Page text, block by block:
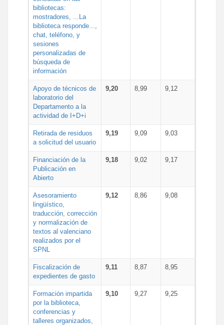
bibliotecas:
mostradores, ...La
biblioteca responde...,
chat, teléfono, y
sesiones
personalizadas de
búsqueda de
información
Apoyo de técnicos de
laboratorio del
Departamento a la
actividad de I+D+i
9,20 8,99 9,12
Retirada de residuos
a solicitud del usuario
9,19 9,09 9,03
Financiación de la
Publicación en
Abierto
9,18 9,02 9,17
Asesoramiento
lingüístico,
traducción, corrección
y normalización de
textos al valenciano
realizados por el
SPNL
9,12 8,86 9,08
Fiscalización de
expedientes de gasto
9,11 8,87 8,95
Formación impartida
por la biblioteca,
conferencias y
talleres organizados,
9,10 9,27 9,25